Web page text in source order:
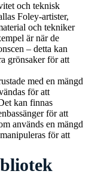
och teknisk
Foley-artister,
och tekniker
är när de
– detta kan
grönsaker för att
med en mängd
för att
kan finnas
för att
används en mängd
för att